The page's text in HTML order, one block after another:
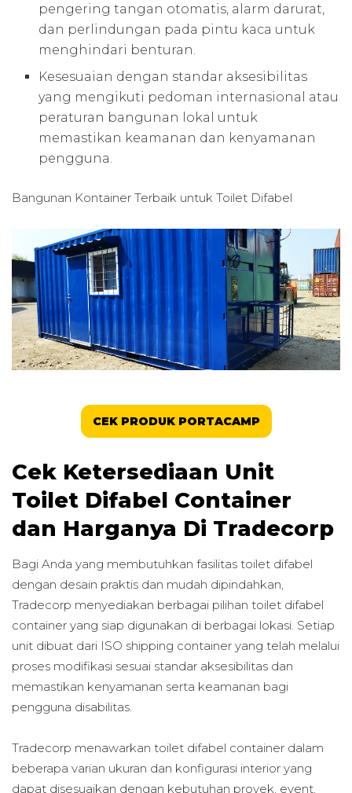
pengering tangan otomatis, alarm darurat,
dan perlindungan pada pintu kaca untuk
menghindari benturan.
Kesesuaian dengan standar aksesibilitas
yang mengikuti pedoman internasional atau
peraturan bangunan lokal untuk
memastikan keamanan dan kenyamanan
pengguna.
Bangunan Kontainer Terbaik untuk Toilet Difabel
CEK PRODUK PORTACAMP
Cek Ketersediaan Unit
Toilet Difabel Container
dan Harganya Di Tradecorp
Bagi Anda yang membutuhkan fasilitas toilet difabel
dengan desain praktis dan mudah dipindahkan,
Tradecorp menyediakan berbagai pilihan toilet difabel
container yang siap digunakan di berbagai lokasi. Setiap
unit dibuat dari ISO shipping container yang telah melalui
proses modifikasi sesuai standar aksesibilitas dan
memastikan kenyamanan serta keamanan bagi
pengguna disabilitas.
Tradecorp menawarkan toilet difabel container dalam
beberapa varian ukuran dan konfigurasi interior yang
dapat disesuaikan dengan kebutuhan proyek, event,